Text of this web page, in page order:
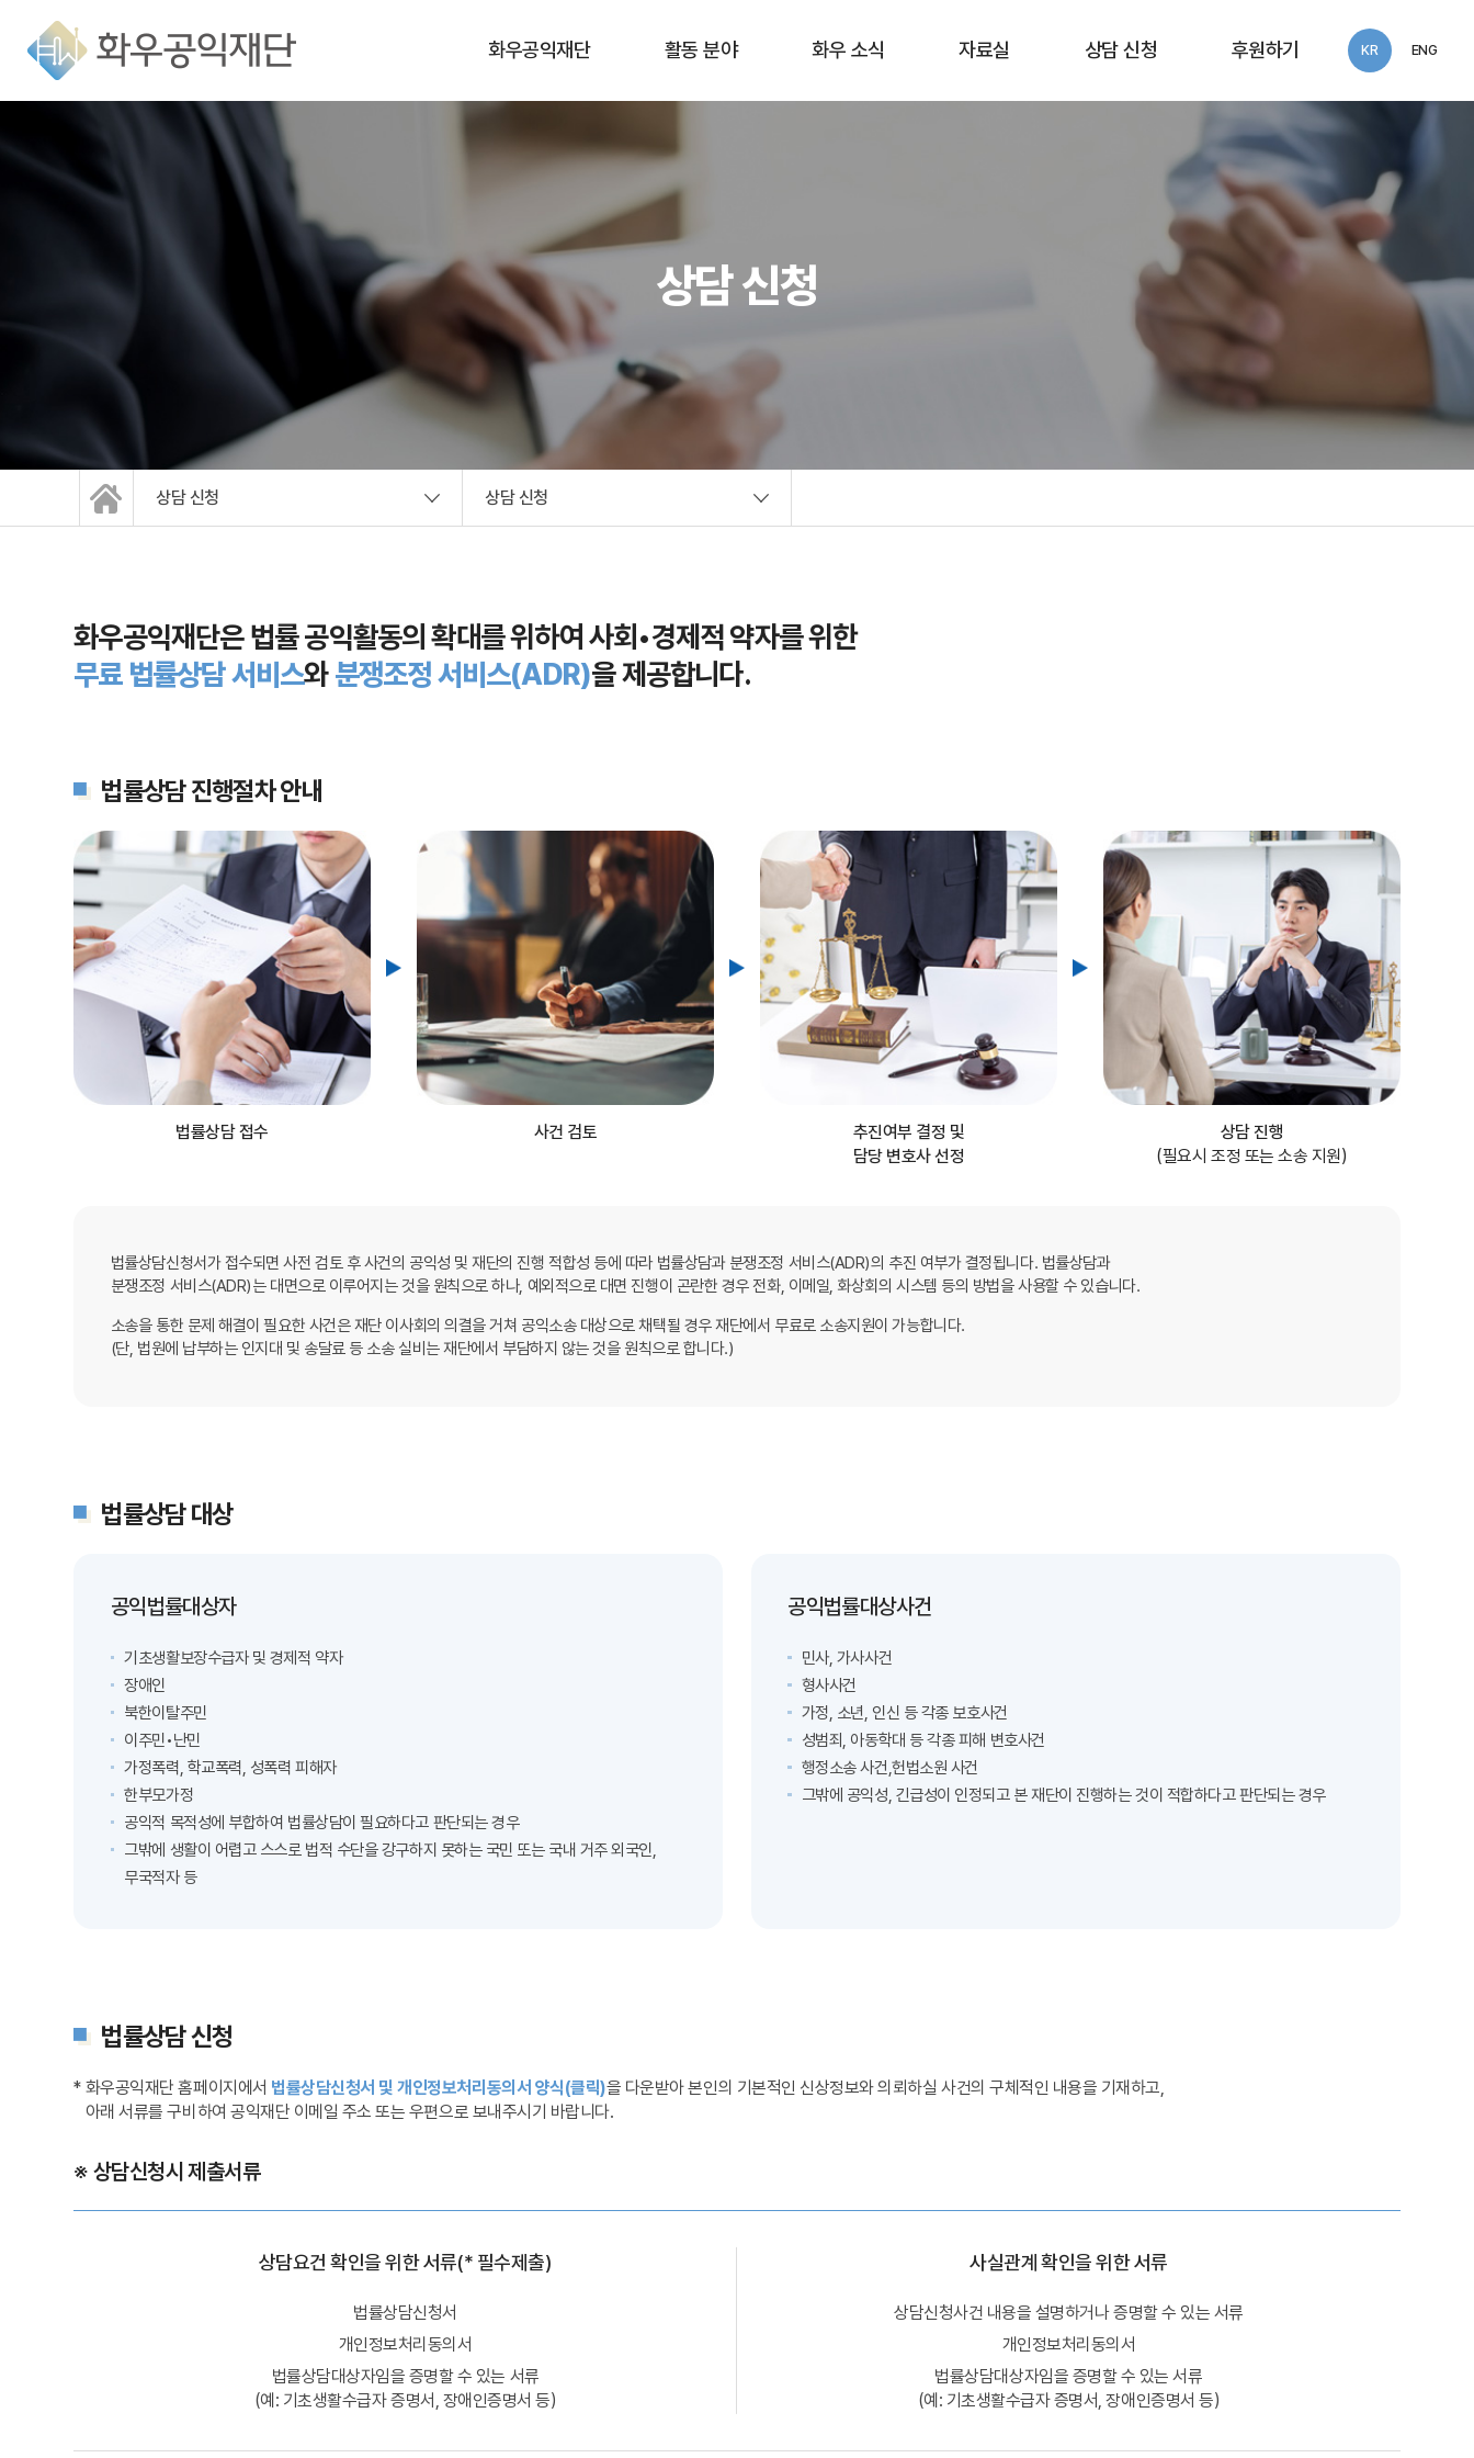
화우공익재단
오시는 길
활동 분야
이주민 · 난민
청소년 교육
학술 연구
젠더
화우 소식 자료실 상담 신청 후원하기 KR ENG
상담 신청
상담 신청 상담 신청
상담
신청
화우공익재단은 법률 공익활동의 확대를 위하여 사회•경제적 약자를 위한
무료 법률상담 서비스와분쟁조정 서비스(ADR)을 제공합니다.
법률상담 진행절차 안내
법률상담 접수 사건 검토
추진여부 결정 및
담당 변호사 선정
상담 진행
(필요시 조정 또는 소송 지원)
법률상담신청서가 접수되면 사전 검토 후 사건의 공익성 및 재단의 진행 적합성 등에 따라 법률상담과 분쟁조정 서비스(ADR)의 추진 여부가 결정됩니다. 법률상담과
분쟁조정 서비스(ADR)는 대면으로 이루어지는 것을 원칙으로 하나, 예외적으로 대면 진행이 곤란한 경우 전화, 이메일, 화상회의 시스템 등의 방법을 사용할 수 있습니다.
소송을 통한 문제 해결이 필요한 사건은 재단 이사회의 의결을 거쳐 공익소송 대상으로 채택될 경우 재단에서 무료로 소송지원이 가능합니다.
(단, 법원에 납부하는 인지대 및 송달료 등 소송 실비는 재단에서 부담하지 않는 것을 원칙으로 합니다.)
법률상담 대상
공익법률대상자
기초생활보장수급자 및 경제적 약자
장애인
북한이탈주민
이주민•난민
가정폭력, 학교폭력, 성폭력 피해자
한부모가정
공익적 목적성에 부합하여 법률상담이 필요하다고 판단되는 경우
그밖에 생활이 어렵고 스스로 법적 수단을 강구하지 못하는 국민 또는 국내 거주 외국인,
무국적자 등
공익법률대상사건
민사, 가사사건
형사사건
가정, 소년, 인신 등 각종 보호사건
성범죄, 아동학대 등 각종 피해 변호사건
행정소송 사건,헌법소원 사건
그밖에 공익성, 긴급성이 인정되고 본 재단이 진행하는 것이 적합하다고판단되는 경우
법률상담 신청
* 화우공익재단 홈페이지에서 법률상담신청서 및 개인정보처리동의서 양식(클릭)을 다운받아 본인의 기본적인 신상정보와 의뢰하실 사건의 구체적인 내용을 기재하고,
아래 서류를 구비하여 공익재단 이메일 주소 또는 우편으로 보내주시기 바랍니다.
※ 상담신청시 제출서류
상담요건 확인을 위한 서류(* 필수제출)
법률상담신청서
개인정보처리동의서
법률상담대상자임을 증명할 수 있는 서류
(예: 기초생활수급자 증명서, 장애인증명서 등)
사실관계 확인을 위한 서류
상담신청사건 내용을 설명하거나 증명할 수 있는 서류
개인정보처리동의서
법률상담대상자임을 증명할 수 있는 서류
(예: 기초생활수급자 증명서, 장애인증명서 등)